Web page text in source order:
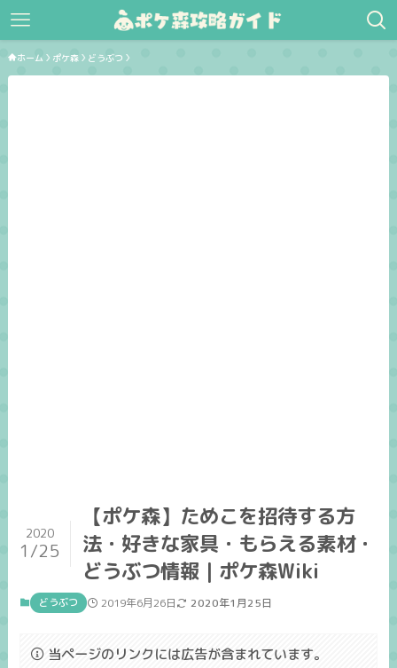
ホーム ポケ森 どうぶつ
【ポケ森】ためこを招待する方
法・好きな家具・もらえる素材・
どうぶつ情報｜ポケ森Wiki
2020
1/25
どうぶつ 2019年6月26日 2020年1月25日
当ページのリンクには広告が含まれています。